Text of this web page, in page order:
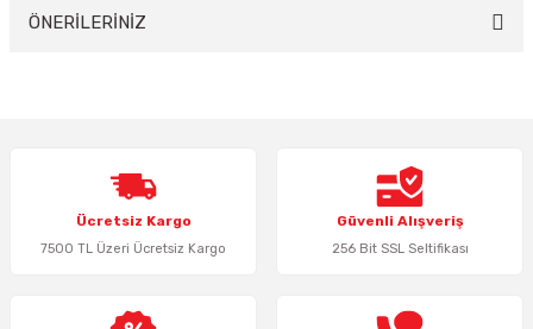
ÖNERİLERİNİZ
Ürün resmi kalitesiz, bozuk veya görüntülenemiyor.
Ürün açıklamasında eksik bilgiler bulunuyor.
Ürün bilgilerinde hatalar bulunuyor.
Bu ürüne benzer farklı alternatifler olmalı.
Ücretsiz Kargo
7500 TL Üzeri Ücretsiz Kargo
Güvenli Alışveriş
256 Bit SSL Seltifikası